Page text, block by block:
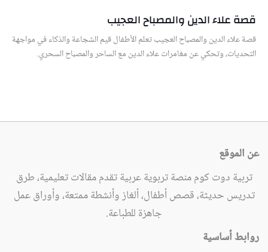
قصة علاء الدين والمصباح العجيب
قصة علاء الدين والمصباح العجيب تعلم الأطفال قيم الشجاعة والذكاء في مواجهة
التحديات، وتحكي عن مغامرات علاء الدين مع الساحر والمصباح السحري.
عن الموقع
تربية دوت كوم منصة تربوية عربية تقدم مقالات تعليمية، طرق
تدريس حديثة، قصص أطفال، ألغاز وأنشطة ممتعة، وأوراق عمل
جاهزة للطباعة.
روابط أساسية